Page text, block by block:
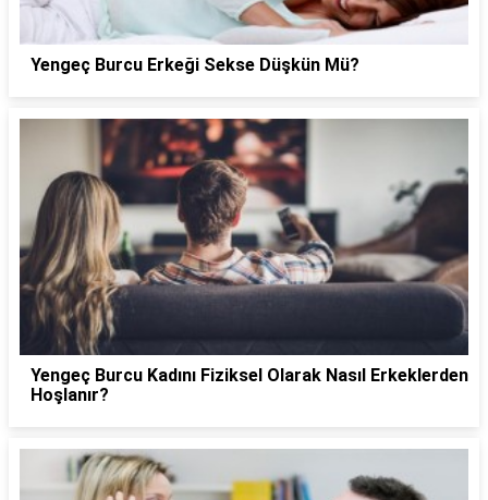
Yengeç Burcu Erkeği Sekse Düşkün Mü?
Yengeç Burcu Kadını Fiziksel Olarak Nasıl Erkeklerden
Hoşlanır?